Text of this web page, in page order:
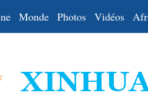
Monde Photos Vidéos